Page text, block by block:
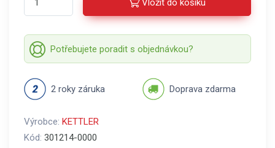
Vložit do košíku
Potřebujete poradit s objednávkou?
2 roky záruka Doprava zdarma
Výrobce: KETTLER
Kód: 301214-0000